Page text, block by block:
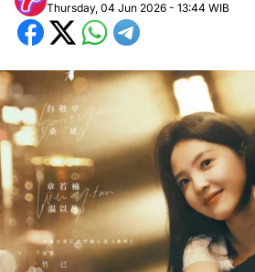
Thursday, 04 Jun 2026 - 13:44 WIB